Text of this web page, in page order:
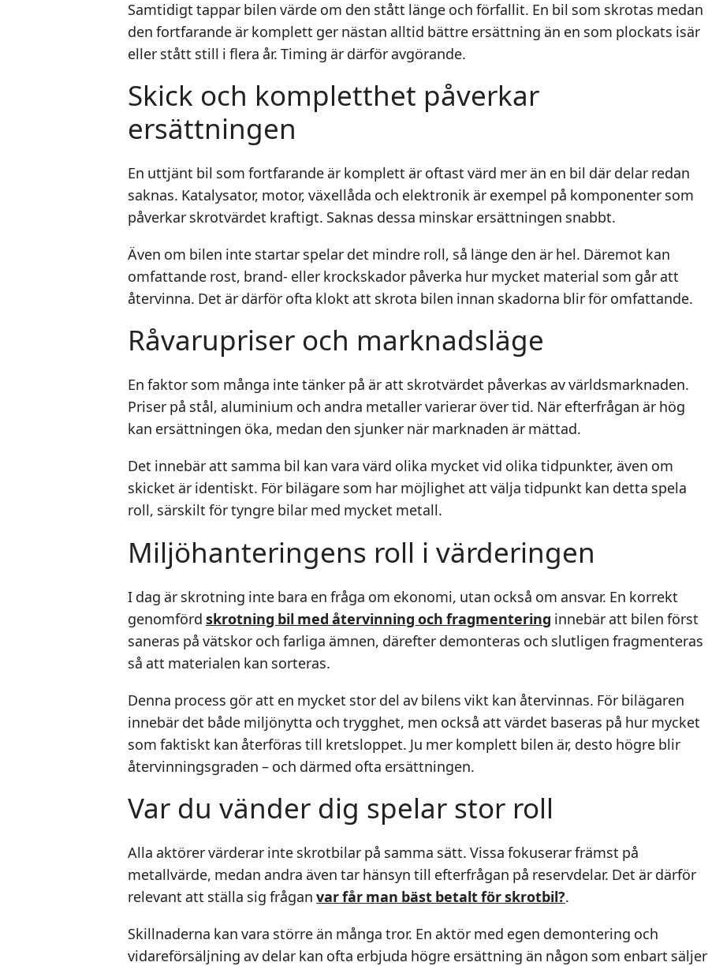
Samtidigt tappar bilen värde om den stått länge och förfallit. En bil som skrotas medan
den fortfarande är komplett ger nästan alltid bättre ersättning än en som plockats isär
eller stått still i flera år. Timing är därför avgörande.
Skick och kompletthet påverkar
ersättningen
En uttjänt bil som fortfarande är komplett är oftast värd mer än en bil där delar redan
saknas. Katalysator, motor, växellåda och elektronik är exempel på komponenter som
påverkar skrotvärdet kraftigt. Saknas dessa minskar ersättningen snabbt.
Även om bilen inte startar spelar det mindre roll, så länge den är hel. Däremot kan
omfattande rost, brand- eller krockskador påverka hur mycket material som går att
återvinna. Det är därför ofta klokt att skrota bilen innan skadorna blir för omfattande.
Råvarupriser och marknadsläge
En faktor som många inte tänker på är att skrotvärdet påverkas av världsmarknaden.
Priser på stål, aluminium och andra metaller varierar över tid. När efterfrågan är hög
kan ersättningen öka, medan den sjunker när marknaden är mättad.
Det innebär att samma bil kan vara värd olika mycket vid olika tidpunkter, även om
skicket är identiskt. För bilägare som har möjlighet att välja tidpunkt kan detta spela
roll, särskilt för tyngre bilar med mycket metall.
Miljöhanteringens roll i värderingen
I dag är skrotning inte bara en fråga om ekonomi, utan också om ansvar. En korrekt
genomförd skrotning bil med återvinning och fragmentering innebär att bilen först
saneras på vätskor och farliga ämnen, därefter demonteras och slutligen fragmenteras
så att materialen kan sorteras.
Denna process gör att en mycket stor del av bilens vikt kan återvinnas. För bilägaren
innebär det både miljönytta och trygghet, men också att värdet baseras på hur mycket
som faktiskt kan återföras till kretsloppet. Ju mer komplett bilen är, desto högre blir
återvinningsgraden – och därmed ofta ersättningen.
Var du vänder dig spelar stor roll
Alla aktörer värderar inte skrotbilar på samma sätt. Vissa fokuserar främst på
metallvärde, medan andra även tar hänsyn till efterfrågan på reservdelar. Det är därför
relevant att ställa sig frågan var får man bäst betalt för skrotbil?.
Skillnaderna kan vara större än många tror. En aktör med egen demontering och
vidareförsäljning av delar kan ofta erbjuda högre ersättning än någon som enbart säljer